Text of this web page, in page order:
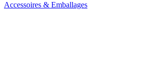
Accessoires & Emballages